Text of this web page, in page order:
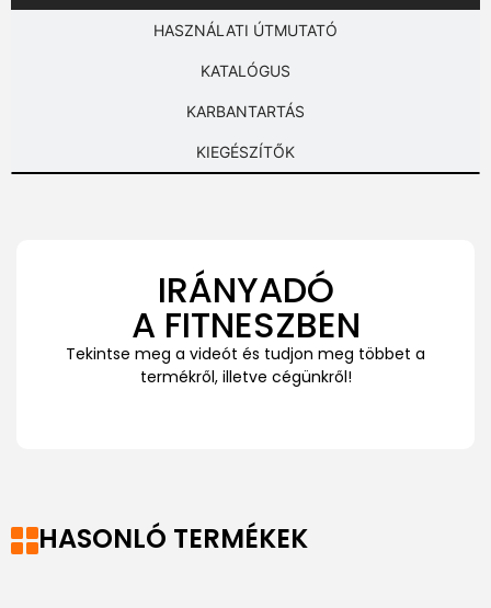
HASZNÁLATI ÚTMUTATÓ
KATALÓGUS
KARBANTARTÁS
KIEGÉSZÍTŐK
IRÁNYADÓ
A FITNESZBEN
Tekintse meg a videót és tudjon meg többet a
termékről, illetve cégünkről!
HASONLÓ TERMÉKEK